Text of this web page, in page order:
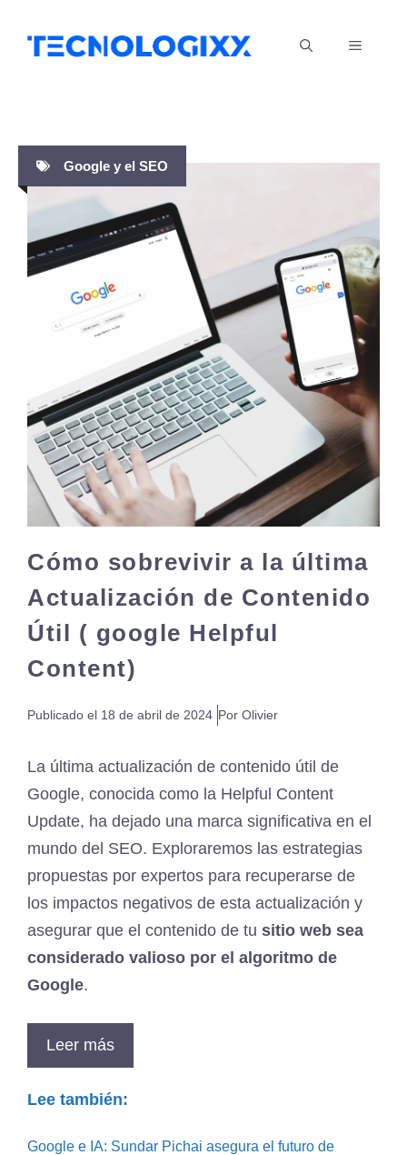
MENÚ
Google y el SEO
Cómo sobrevivir a la última
Actualización de Contenido
Útil ( google Helpful
Content)
Publicado el 18 de abril de 2024 Por Olivier
La última actualización de contenido útil de
Google, conocida como la Helpful Content
Update, ha dejado una marca significativa en el
mundo del SEO. Exploraremos las estrategias
propuestas por expertos para recuperarse de
los impactos negativos de esta actualización y
asegurar que el contenido de tu sitio web sea
considerado valioso por el algoritmo de
Google.
Leer más
Lee también:
Google e IA: Sundar Pichai asegura el futuro de